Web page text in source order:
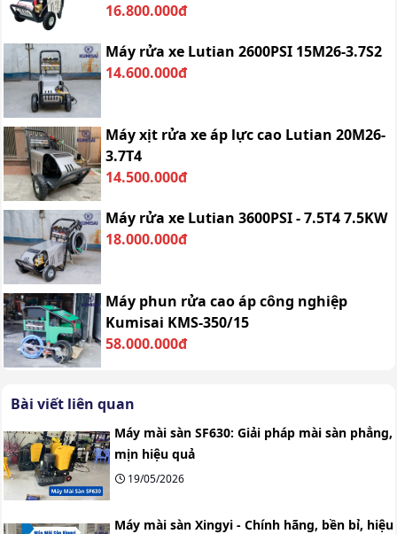
16.800.000đ
Máy rửa xe Lutian 2600PSI 15M26-3.7S2
14.600.000đ
Máy xịt rửa xe áp lực cao Lutian 20M26-
3.7T4
14.500.000đ
Máy rửa xe Lutian 3600PSI - 7.5T4 7.5KW
18.000.000đ
Máy phun rửa cao áp công nghiệp
Kumisai KMS-350/15
58.000.000đ
Bài viết liên quan
Máy mài sàn SF630: Giải pháp mài sàn phẳng,
mịn hiệu quả
19/05/2026
Máy mài sàn Xingyi - Chính hãng, bền bỉ, hiệu